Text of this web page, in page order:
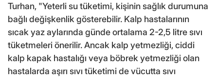
Turhan, "Yeterli su tüketimi, kişinin sağlık durumuna
bağlı değişkenlik gösterebilir. Kalp hastalarının
sıcak yaz aylarında günde ortalama 2-2,5 litre sıvı
tüketmeleri önerilir. Ancak kalp yetmezliği, ciddi
kalp kapak hastalığı veya böbrek yetmezliği olan
hastalarda aşırı sıvı tüketimi de vücutta sıvı